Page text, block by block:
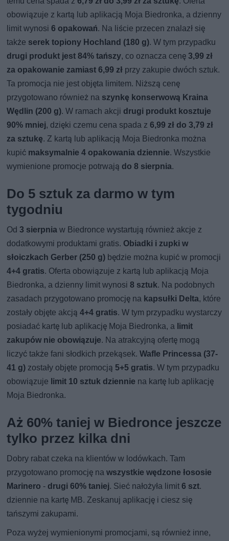
obowiązuje z kartą lub aplikacją Moja Biedronka, a dzienny
limit wynosi6 opakowań. Na liście przecen znalazł się
także serek topiony Hochland (180 g). W tym przypadku
drugi produkt jest 84% tańszy, co oznacza cenę3,99 zł
za opakowanie zamiast 6,99 zł przy zakupie dwóch sztuk.
Ta promocja nie jest objęta limitem. Niższą cenę
przygotowano również na szynkę konserwową Kraina
Wędlin (200 g). W ramach akcji drugi produkt kosztuje
90% mniej, dzięki czemu cena spada z6,99 zł do 3,79 zł
za sztukę. Z kartą lub aplikacją Moja Biedronka można
kupić maksymalnie 4 opakowania dziennie. Wszystkie
wymienione promocje potrwają do 8 sierpnia.
Do 5 sztuk za darmo w tym
tygodniu
Od3 sierpnia w Biedronce wystartują również akcje z
dodatkowymi produktami gratis. Obiadki i zupki w
słoiczkach Gerber (250 g) będzie można kupić w promocji
4+4 gratis. Oferta obowiązuje z kartą lub aplikacją Moja
Biedronka, a dzienny limit wynosi8 sztuk. Na podobnych
zasadach przygotowano promocję na kapsułki Delta, które
zostały objęte akcją4+4 gratis. W tym przypadku wystarczy
posiadać kartę lub aplikację Moja Biedronka, a limit
zakupów nie obowiązuje. Na atrakcyjną ofertę mogą
liczyć także fani słodkich przekąsek.Wafle Princessa (37-
41 g) zostały objęte promocją 5+5 gratis. W tym przypadku
obowiązuje limit 10 sztuk dziennie na kartę lub aplikację
Moja Biedronka.
Aż 60% taniej w Biedronce jeszcze
tylko przez kilka dni
Dobry rabat czeka na klientów w lodówkach. Tam
przygotowano promocję nawszystkie wędzone łososie
Marinero - drugi 60% taniej. Sieć nałożyła limit6 szt.
dziennie na kartę MB. Zeskanuj aplikację i ciesz się
tańszymi zakupami.
Poza wyżej wymienionymi promocjami, są również inne,